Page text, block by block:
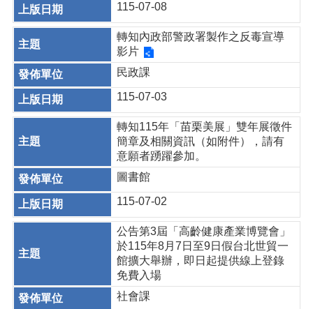
115-07-08
轉知內政部警政署製作之反毒宣導
影片
民政課
115-07-03
轉知115年「苗栗美展」雙年展徵件
簡章及相關資訊（如附件），請有
意願者踴躍參加。
圖書館
115-07-02
公告第3屆「高齡健康產業博覽會」
於115年8月7日至9日假台北世貿一
館擴大舉辦，即日起提供線上登錄
免費入場
社會課